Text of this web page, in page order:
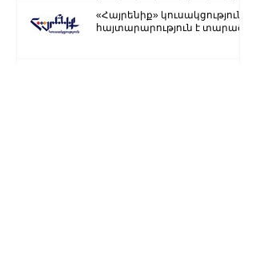
«Հայրենիք» կուսակցությունը
հայտարարություն է տարածել